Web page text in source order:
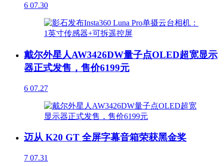
6 07.30
戴尔外星人AW3426DW量子点OLED超宽显示
器正式发售，售价6199元
6 07.27
迈从 K20 GT 全屏字幕音箱荣获黑金奖
7 07.31